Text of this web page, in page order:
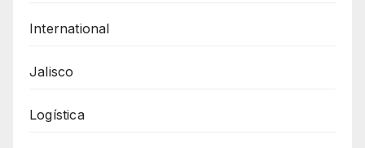
International
Jalisco
Logística